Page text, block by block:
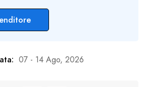
07 - 14 Ago, 2026